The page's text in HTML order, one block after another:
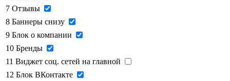
7 Отзывы
8 Баннеры снизу
9 Блок о компании
10 Бренды
11 Виджет соц. сетей на главной
12 Блок ВКонтакте